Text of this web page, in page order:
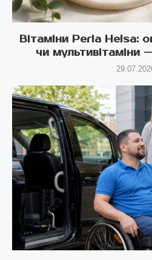
Вітаміни Perla Helsa:
чи мультивітаміни